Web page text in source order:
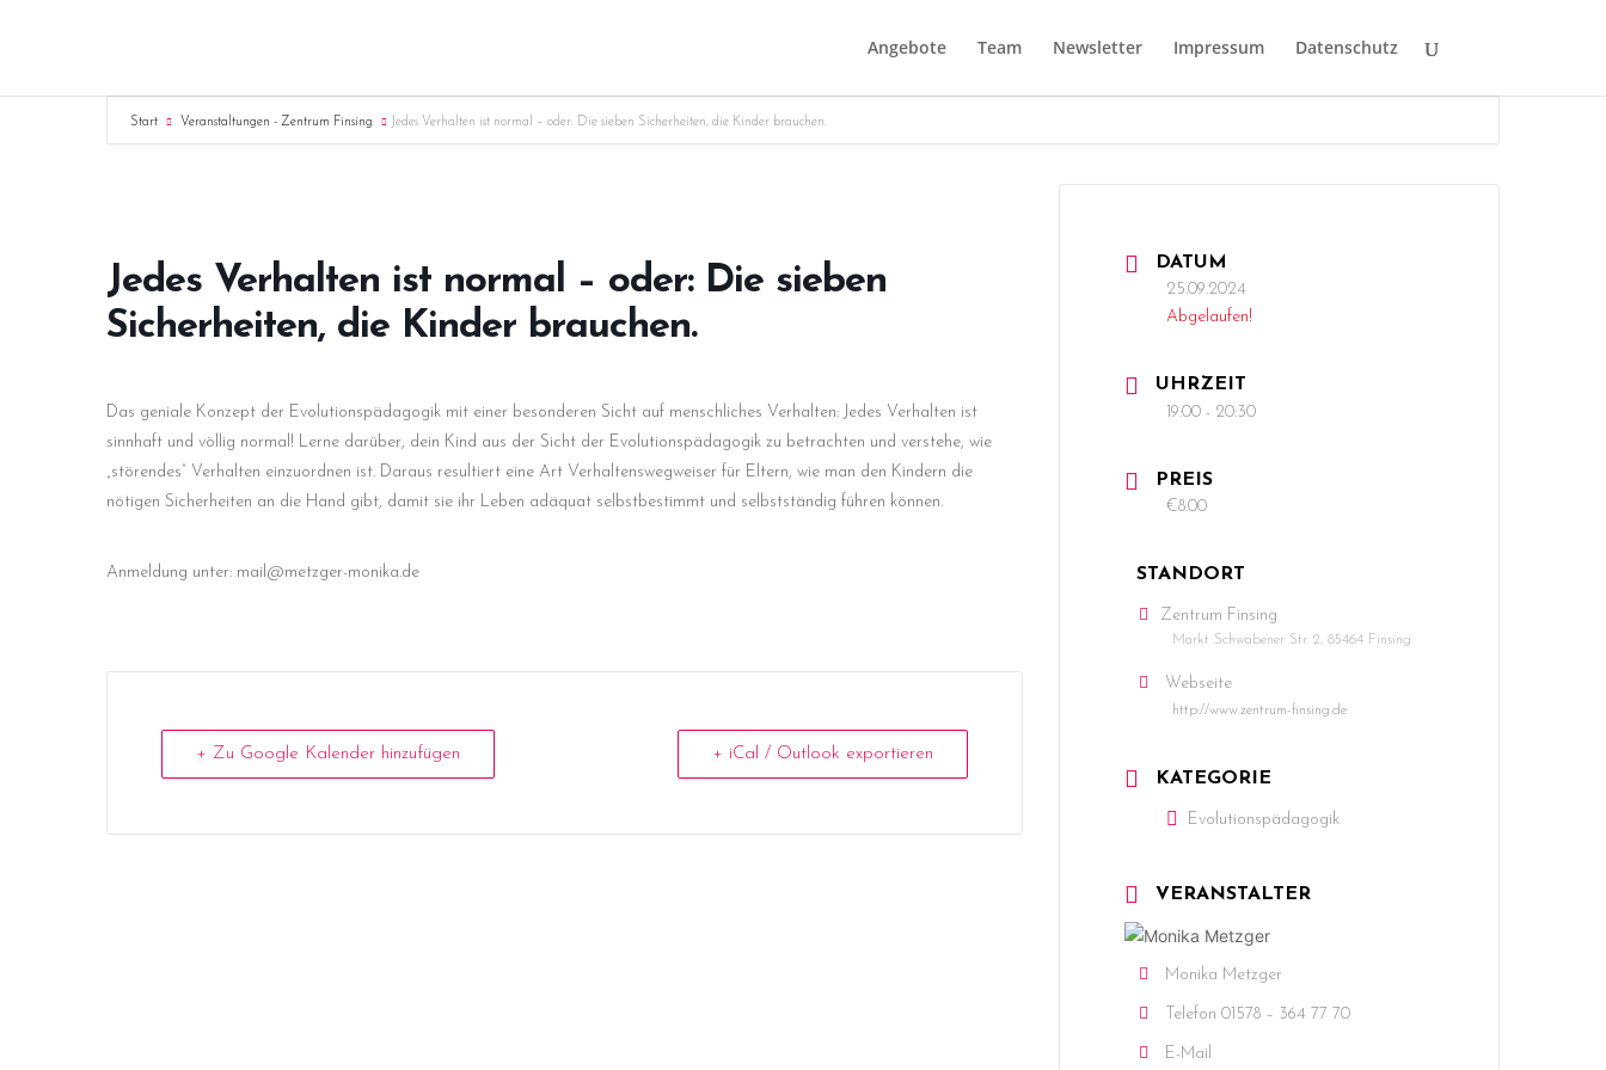
Angebote Team Newsletter Impressum Datenschutz
Start Veranstaltungen - Zentrum Finsing Jedes Verhalten ist normal – oder: Die sieben Sicherheiten, die Kinder brauchen.
Jedes Verhalten ist normal – oder: Die sieben
Sicherheiten, die Kinder brauchen.
Das geniale Konzept der Evolutionspädagogik mit einer besonderen Sicht auf menschliches Verhalten: Jedes Verhalten ist
sinnhaft und völlig normal! Lerne darüber, dein Kind aus der Sicht der Evolutionspädagogik zu betrachten und verstehe, wie
„störendes“ Verhalten einzuordnen ist. Daraus resultiert eine Art Verhaltenswegweiser für Eltern, wie man den Kindern die
nötigen Sicherheiten an die Hand gibt, damit sie ihr Leben adäquat selbstbestimmt und selbstständig führen können.
Anmeldung unter: mail@metzger-monika.de
+ Zu Google Kalender hinzufügen + iCal / Outlook exportieren
DATUM
25.09.2024
Abgelaufen!
UHRZEIT
19:00 - 20:30
PREIS
€8.00
STANDORT
Zentrum Finsing
Markt Schwabener Str. 2, 85464 Finsing
Webseite
http://www.zentrum-finsing.de
KATEGORIE
Evolutionspädagogik
VERANSTALTER
Monika Metzger
Telefon 01578 – 364 77 70
E-Mail